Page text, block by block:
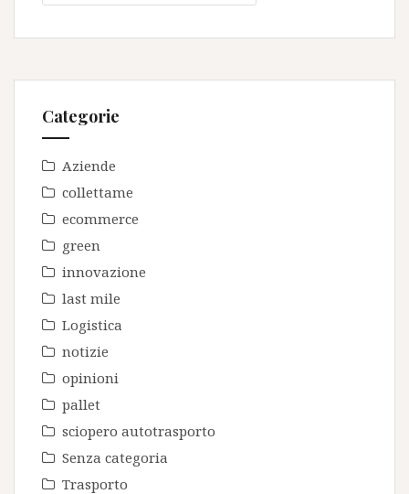
Categorie
Aziende
collettame
ecommerce
green
innovazione
last mile
Logistica
notizie
opinioni
pallet
sciopero autotrasporto
Senza categoria
Trasporto